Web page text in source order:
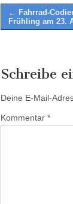
Post
navigation
← Fahrrad-
Frühling am 23.
Schreibe
Deine E-Mail-
Kommentar *